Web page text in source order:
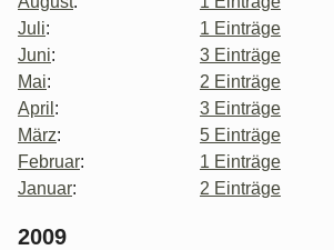
Juli:
1 Einträge
Juni:
3 Einträge
Mai:
2 Einträge
April :
3 Einträge
März:
5 Einträge
Februar:
1 Einträge
Januar: 2 Einträge
2009